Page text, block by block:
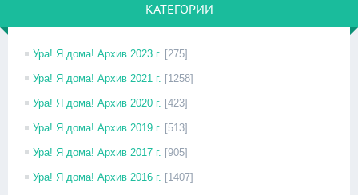
КАТЕГОРИИ
Ура! Я дома! Архив 2023 г. [275]
Ура! Я дома! Архив 2021 г. [1258]
Ура! Я дома! Архив 2020 г. [423]
Ура! Я дома! Архив 2019 г. [513]
Ура! Я дома! Архив 2017 г. [905]
Ура! Я дома! Архив 2016 г. [1407]